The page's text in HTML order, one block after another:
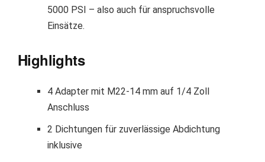
5000 PSI – also auch für anspruchsvolle
Einsätze.
Highlights
4 Adapter mit M22-14 mm auf 1/4 Zoll
Anschluss
2 Dichtungen für zuverlässige Abdichtung
inklusive